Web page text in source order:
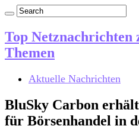
Top Netznachrichten
Themen
Aktuelle Nachrichten
BluSky Carbon
für Börsenhandel in